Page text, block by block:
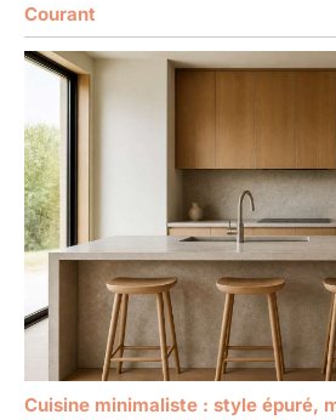
Courant
Cuisine minimaliste : style épuré,